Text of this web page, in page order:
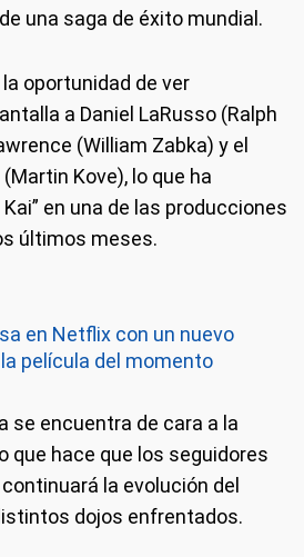
una saga de éxito mundial.
oportunidad de ver
a Daniel LaRusso (Ralph
(William Zabka) y el
Kove), lo que ha
en una de las producciones
últimos meses.
en Netflix con un nuevo
película del momento
se encuentra de cara a la
que hace que los seguidores
la evolución del
dojos enfrentados.